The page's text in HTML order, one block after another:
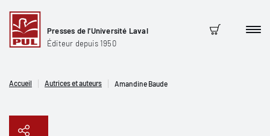
Presses de l'Université Laval
Éditeur depuis 1950
Panier
Accueil Autrices et auteurs Amandine Baude